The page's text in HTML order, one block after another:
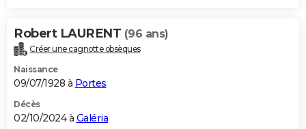
Robert LAURENT (96 ans)
Créer une cagnotte obsèques
Naissance
09/07/1928 à Portes
Décès
02/10/2024 à Galéria